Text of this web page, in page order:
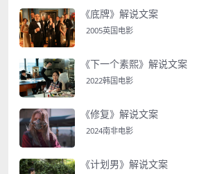
《底牌》解说文案
2005英国电影
《下一个素熙》解说文案
2022韩国电影
《修复》解说文案
2024南非电影
《计划男》解说文案